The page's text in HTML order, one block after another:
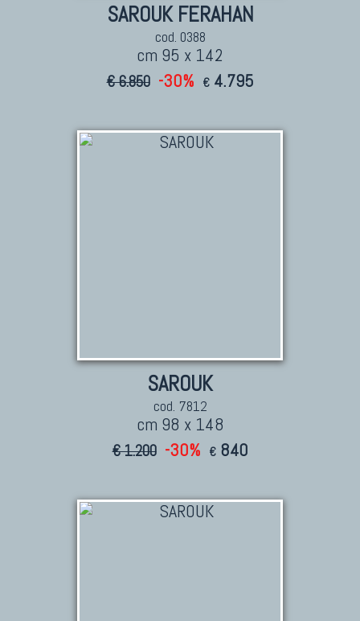
SAROUK FERAHAN
cod. 0388
cm 95 x 142
€ 6.850 -30% € 4.795
SAROUK
cod. 7812
cm 98 x 148
€ 1.200 -30% € 840